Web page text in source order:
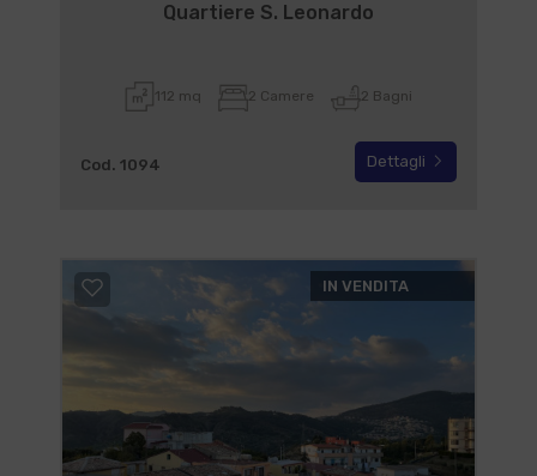
Quartiere S. Leonardo
112 mq 2 Camere 2 Bagni
Cod. 1094 Dettagli
IN VENDITA